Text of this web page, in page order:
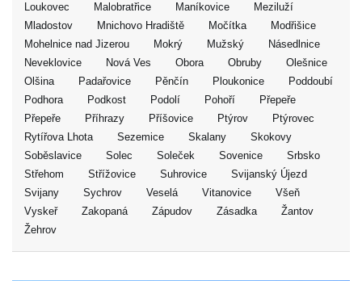
Loukovec
Malobratřice Maníkovice
Meziluží
Mladostov
Mnichovo Hradiště Močítka
Modřišice
Mohelnice nad Jizerou
Mokrý Mužský
Násedlnice
Neveklovice
Nová Ves Obora Obruby
Olešnice
Olšina
Padařovice Pěnčín Ploukonice
Poddoubí
Podhora
Podkost Podolí Pohoří
Přepeře
Přepeře
Příhrazy Příšovice Ptýrov
Ptýrovec
Rytířova Lhota
Sezemice Skalany
Skokovy
Soběslavice
Solec Soleček Sovenice
Srbsko
Střehom
Střížovice Suhrovice
Svijanský Újezd
Svijany
Sychrov Veselá Vitanovice
Všeň
Vyskeř
Zakopaná Zápudov Zásadka
Žantov
Žehrov